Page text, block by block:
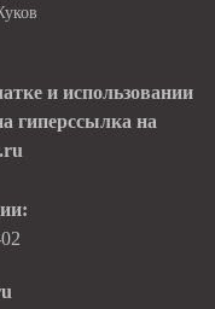
и использовании
гиперссылка на